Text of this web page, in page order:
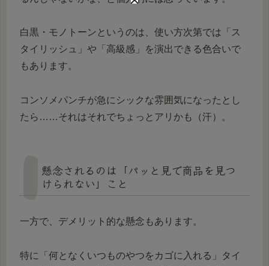
白黒・モノトーンというのは、使い方次第では「ス
タイリッシュ」や「高級感」を演出できる色合いで
もあります。
コンソメパンチが急にシックな雰囲気になったとし
たら……それはそれでちょっとアリかも（汗）。
懸念されるのは「パッと見で商品を見つ
けられない」こと
一方で、デメリット的な懸念もあります。
特に「何となくいつものやつをカゴに入れる」タイ